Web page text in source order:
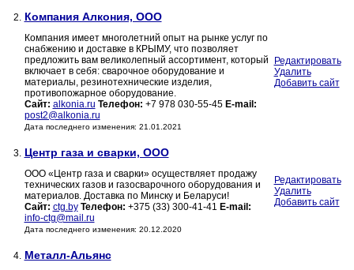
2. Компания Алкония, ООО
Компания имеет многолетний опыт на рынке услуг по
снабжению и доставке в КРЫМУ, что позволяет
предложить вам великолепный ассортимент, который
включает в себя: сварочное оборудование и
материалы, резинотехнические изделия,
противопожарное оборудование.
Сайт: alkonia.ru Телефон: +7 978 030-55-45 E-mail:
post2@alkonia.ru
Дата последнего изменения: 21.01.2021
Редактировать
Удалить
Добавить сайт
3. Центр газа и сварки, ООО
ООО «Центр газа и сварки» осуществляет продажу
технических газов и газосварочного оборудования и
материалов. Доставка по Минску и Беларуси!
Сайт: ctg.by Телефон: +375 (33) 300-41-41 E-mail:
info-ctg@mail.ru
Дата последнего изменения: 20.12.2020
Редактировать
Удалить
Добавить сайт
4. Металл-Альянс